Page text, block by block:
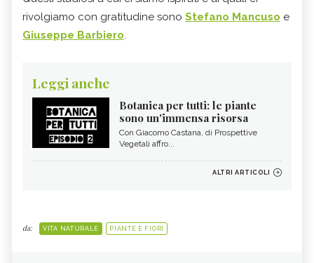
rivolgiamo con gratitudine sono Stefano Mancuso e
Giuseppe Barbiero.
Leggi anche
Botanica per tutti: le piante
sono un'immensa risorsa
Con Giacomo Castana, di Prospettive
Vegetali affro...
ALTRI ARTICOLI
da: VITA NATURALE PIANTE E FIORI